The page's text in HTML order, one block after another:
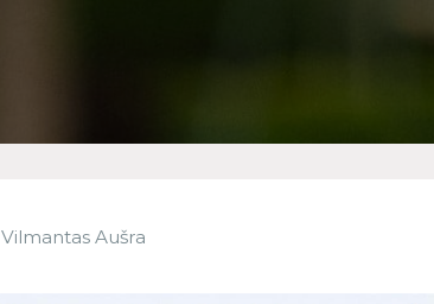
Vilmantas Aušra